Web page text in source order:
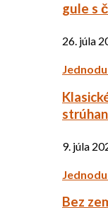
gule s
26. júla
9. júla
Bez